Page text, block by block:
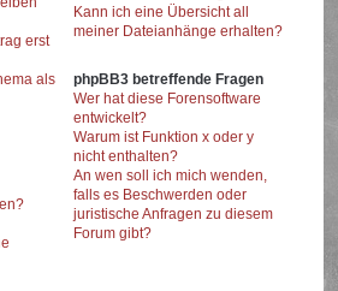
erst
als
Kann ich eine Übersicht all
meiner Dateianhänge erhalten?
phpBB3 betreffende Fragen
Wer hat diese Forensoftware
entwickelt?
Warum ist Funktion x oder y
nicht enthalten?
An wen soll ich mich wenden,
falls es Beschwerden oder
juristische Anfragen zu diesem
Forum gibt?